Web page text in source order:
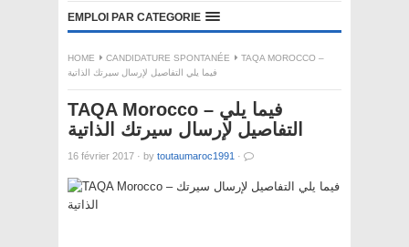
EMPLOI PAR CATEGORIE
HOME CANDIDATURE SPONTANÉE
TAQA MOROCCO –
فيما يلي التفاصيل لإرسال سيرتك الذاتية
TAQA Morocco – فيما يلي
التفاصيل لإرسال سيرتك الذاتية
16 février 2017 · by toutaumaroc1991 ·